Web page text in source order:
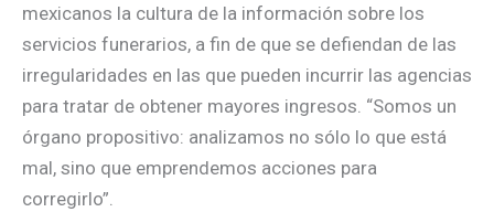
mexicanos la cultura de la información sobre los
servicios funerarios, a fin de que se defiendan de las
irregularidades en las que pueden incurrir las agencias
para tratar de obtener mayores ingresos. “Somos un
órgano propositivo: analizamos no sólo lo que está
mal, sino que emprendemos acciones para
corregirlo”.